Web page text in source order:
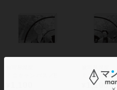
ミニキャン
1,100